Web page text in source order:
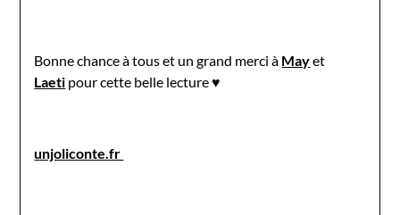
Bonne chance à tous et un grand merci à Mayet
Laeti pour cette belle lecture ♥
unjoliconte.fr